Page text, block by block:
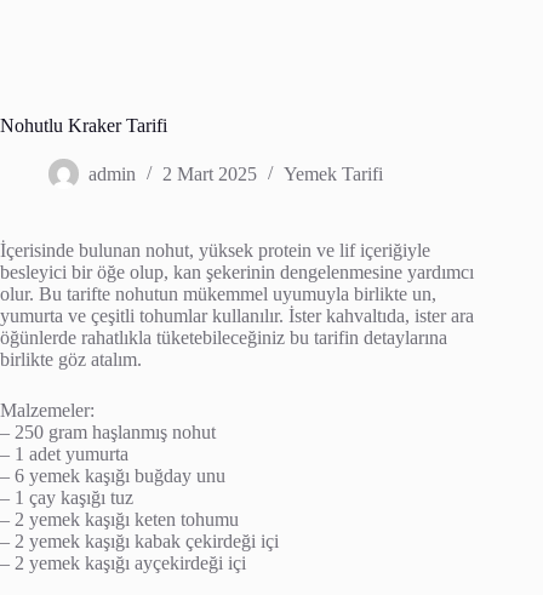
Nohutlu Kraker Tarifi
admin 2 Mart 2025 Yemek Tarifi
İçerisinde bulunan nohut, yüksek protein ve lif içeriğiyle
besleyici bir öğe olup, kan şekerinin dengelenmesine yardımcı
olur. Bu tarifte nohutun mükemmel uyumuyla birlikte un,
yumurta ve çeşitli tohumlar kullanılır. İster kahvaltıda, ister ara
öğünlerde rahatlıkla tüketebileceğiniz bu tarifin detaylarına
birlikte göz atalım.
Malzemeler:
– 250 gram haşlanmış nohut
– 1 adet yumurta
– 6 yemek kaşığı buğday unu
– 1 çay kaşığı tuz
– 2 yemek kaşığı keten tohumu
– 2 yemek kaşığı kabak çekirdeği içi
– 2 yemek kaşığı ayçekirdeği içi